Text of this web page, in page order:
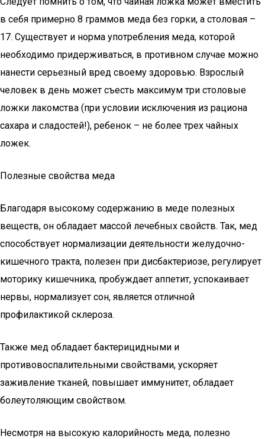
в себя примерно 8 граммов меда без горки, а столовая –
17. Существует и норма употребления меда, которой
необходимо придерживаться, в противном случае можно
нанести серьезный вред своему здоровью. Взрослый
человек в день может съесть максимум три столовые
ложки лакомства (при условии исключения из рациона
сахара и сладостей!), ребенок – не более трех чайных
ложек.
Полезные свойства меда
Благодаря высокому содержанию в меде полезных
веществ, он обладает массой лечебных свойств. Так, мед
способствует нормализации деятельности желудочно-
кишечного тракта, полезен при дисбактериозе, регулирует
моторику кишечника, пробуждает аппетит, успокаивает
нервы, нормализует сон, является отличной
профилактикой склероза.
Также мед обладает бактерицидными и
противовоспалительными свойствами, ускоряет
заживление тканей, повышает иммунитет, обладает
болеутоляющим свойством.
Несмотря на высокую калорийность меда, полезно